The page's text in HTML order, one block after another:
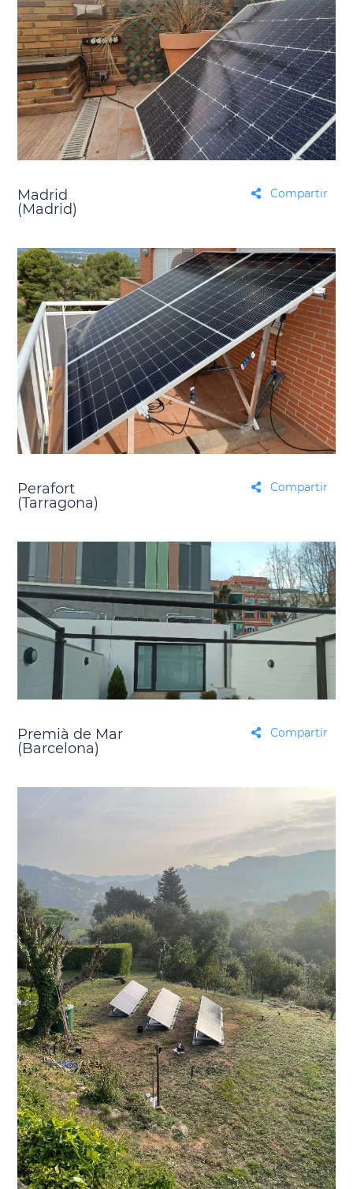
Madrid
(Madrid)
Compartir
Perafort
(Tarragona)
Compartir
Premià de Mar
(Barcelona)
Compartir